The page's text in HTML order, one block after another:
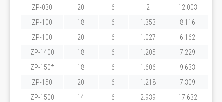
ZP-030
20 6 2
12.003
ZP-100
18 6 1.353
8.116
ZP-100
20 6 1.027
6.162
ZP-1400
18 6 1.205
7.229
ZP-150*
18 6 1.606
9.633
ZP-150
20 6 1.218
7.309
ZP-1500
14 6 2.939
17.632